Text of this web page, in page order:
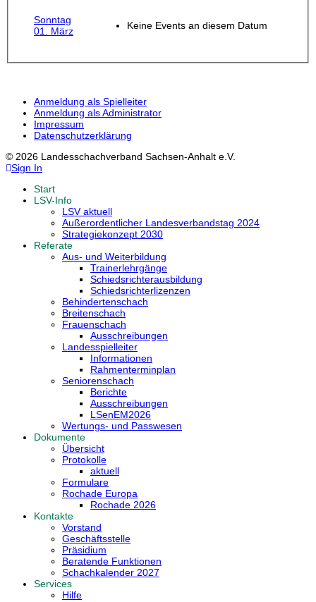
Sonntag
01. März
Keine Events an diesem Datum
Anmeldung als Spielleiter
Anmeldung als Administrator
Impressum
Datenschutzerklärung
© 2026 Landesschachverband Sachsen-Anhalt e.V.
Sign In
Start
LSV-Info
LSV aktuell
Außerordentlicher Landesverbandstag 2024
Strategiekonzept 2030
Referate
Aus- und Weiterbildung
Trainerlehrgänge
Schiedsrichterausbildung
Schiedsrichterlizenzen
Behindertenschach
Breitenschach
Frauenschach
Ausschreibungen
Landesspielleiter
Informationen
Rahmenterminplan
Seniorenschach
Berichte
Ausschreibungen
LSenEM2026
Wertungs- und Passwesen
Dokumente
Übersicht
Protokolle
aktuell
Formulare
Rochade Europa
Rochade 2026
Kontakte
Vorstand
Geschäftsstelle
Präsidium
Beratende Funktionen
Schachkalender 2027
Services
Hilfe